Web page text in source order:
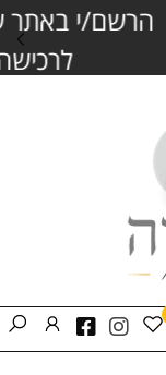
נוספים